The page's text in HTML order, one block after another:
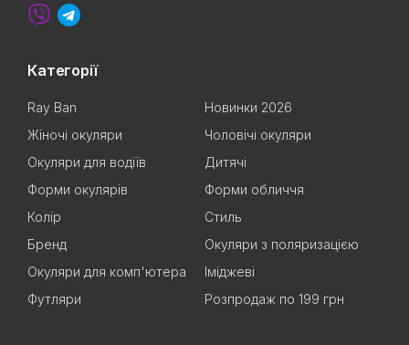
Категорії
Ray Ban
Новинки 2026
Жіночі окуляри
Чоловічі окуляри
Окуляри для водіїв
Дитячі
Форми окулярів
Форми обличчя
Колір
Стиль
Бренд
Окуляри з поляризацією
Окуляри для комп'ютера
Іміджеві
Футляри
Розпродаж по 199 грн